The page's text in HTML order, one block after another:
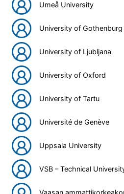
Umeå University
University of Gothenburg
University of Ljubljana
University of Oxford
University of Tartu
Université de Genève
Uppsala University
VSB – Technical
Vaasan